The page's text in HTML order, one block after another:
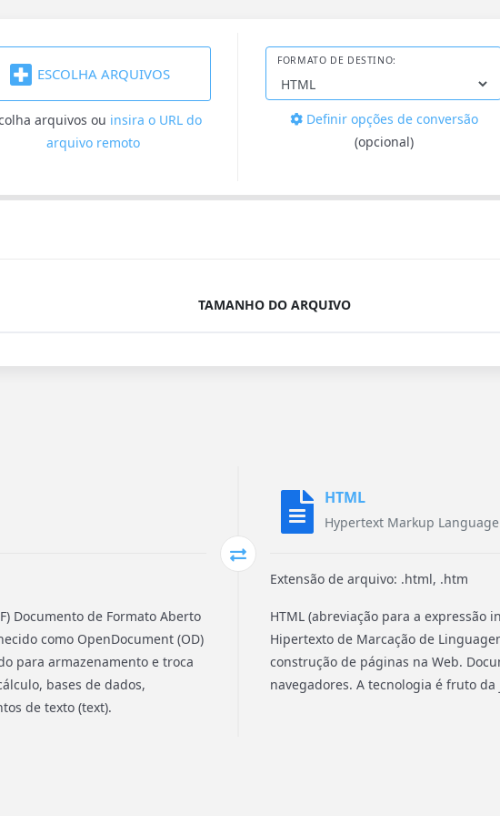
ESCOLHA ARQUIVOS
arquivos ou insira o URL do
arquivo remoto
FORMATO DE DESTINO:
Definir opções de conversão
(opcional)
TAMANHO DO ARQUIVO
Documento de Formato Aberto
como OpenDocument (OD)
para armazenamento e troca
bases de dados,
de texto (text).
HTML
Hypertext Markup Language
Extensão de arquivo: .html, .htm
HTML (abreviação para a expressão
Hipertexto de Marcação de
construção de páginas na Web.
navegadores. A tecnologia é fruto da